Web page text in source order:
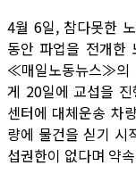
4월 6일, 참다못한
동안 파업을 전개한
≪매일노동뉴스≫의
게 20일에 교섭을
센터에 대체운송 차
량에 물건을 싣기 시
섭권한이 없다며 약